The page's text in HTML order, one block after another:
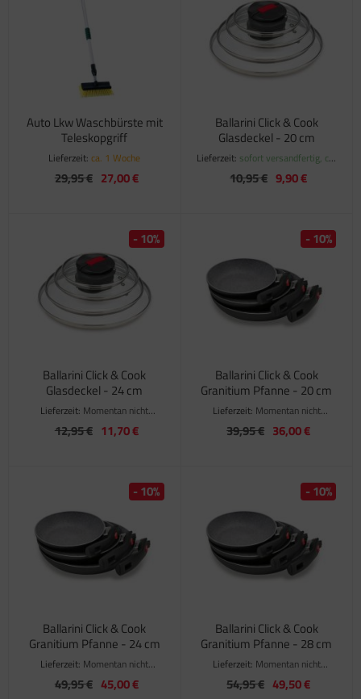
Auto Lkw Waschbürste mit
Teleskopgriff
Lieferzeit:ca. 1 Woche
29,95 € 27,00 €
Ballarini Click & Cook
Glasdeckel - 20 cm
Lieferzeit: sofort versandfertig, ca.
1-3 Werktage
10,95 € 9,90 €
Ballarini Click & Cook
Glasdeckel - 24 cm
Lieferzeit: Momentan nicht
verfügbar
12,95 € 11,70 €
- 10%
Ballarini Click & Cook
Granitium Pfanne - 20 cm
Lieferzeit: Momentan nicht
verfügbar
39,95 € 36,00 €
- 10%
Ballarini Click & Cook
Granitium Pfanne - 24 cm
Lieferzeit: Momentan nicht
verfügbar
49,95 € 45,00 €
- 10%
Ballarini Click & Cook
Granitium Pfanne - 28 cm
Lieferzeit: Momentan nicht
verfügbar
54,95 € 49,50 €
- 10%